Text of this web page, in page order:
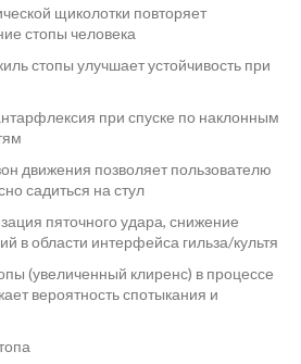
щиколотки повторяет
стопы человека
стопы улучшает устойчивость при
при спуске по наклонным
движения позволяет пользователю
садиться на стул
пяточного удара, снижение
в области интерфейса гильза/культя
(увеличенный клиренс) в процессе
вероятность спотыкания и